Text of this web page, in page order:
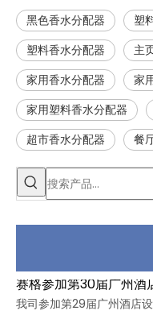
黑色香水分配器
塑
塑料香水分配器
主
家用香水分配器
家
家用塑料香水分配器
超市香水分配器
餐
我司参加第29届广州酒店